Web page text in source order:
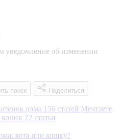
уведомление об изменении
поиск Поделиться
дома 156 статей Мечтаете
72 статьи